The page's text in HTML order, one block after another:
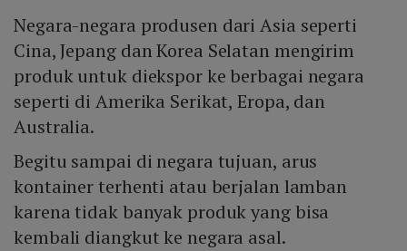
Negara-negara produsen dari Asia seperti
Cina, Jepang dan Korea Selatan mengirim
produk untuk diekspor ke berbagai negara
seperti di Amerika Serikat, Eropa, dan
Australia.
Begitu sampai di negara tujuan, arus
kontainer terhenti atau berjalan lamban
karena tidak banyak produk yang bisa
kembali diangkut ke negara asal.